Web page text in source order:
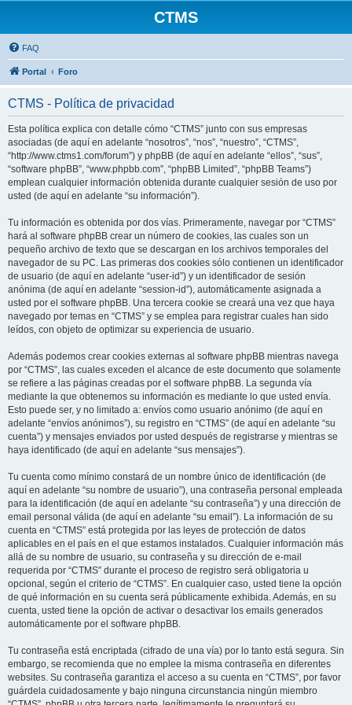
CTMS
FAQ
Portal Foro
CTMS - Política de privacidad
Esta política explica con detalle cómo “CTMS” junto con sus empresas
asociadas (de aquí en adelante “nosotros”, “nos”, “nuestro”, “CTMS”,
“http://www.ctms1.com/forum”) y phpBB (de aquí en adelante “ellos”, “sus”,
“software phpBB”, “www.phpbb.com”, “phpBB Limited”, “phpBB Teams”)
emplean cualquier información obtenida durante cualquier sesión de uso por
usted (de aquí en adelante “su información”).
Tu información es obtenida por dos vías. Primeramente, navegar por “CTMS”
hará al software phpBB crear un número de cookies, las cuales son un
pequeño archivo de texto que se descargan en los archivos temporales del
navegador de su PC. Las primeras dos cookies sólo contienen un identificador
de usuario (de aquí en adelante “user-id”) y un identificador de sesión
anónima (de aquí en adelante “session-id”), automáticamente asignada a
usted por el software phpBB. Una tercera cookie se creará una vez que haya
navegado por temas en “CTMS” y se emplea para registrar cuales han sido
leídos, con objeto de optimizar su experiencia de usuario.
Además podemos crear cookies externas al software phpBB mientras navega
por “CTMS”, las cuales exceden el alcance de este documento que solamente
se refiere a las páginas creadas por el software phpBB. La segunda vía
mediante la que obtenemos su información es mediante lo que usted envía.
Esto puede ser, y no limitado a: envíos como usuario anónimo (de aquí en
adelante “envíos anónimos”), su registro en “CTMS” (de aquí en adelante “su
cuenta”) y mensajes enviados por usted después de registrarse y mientras se
haya identificado (de aquí en adelante “sus mensajes”).
Tu cuenta como mínimo constará de un nombre único de identificación (de
aquí en adelante “su nombre de usuario”), una contraseña personal empleada
para la identificación (de aquí en adelante “su contraseña”) y una dirección de
email personal válida (de aquí en adelante “su email”). La información de su
cuenta en “CTMS” está protegida por las leyes de protección de datos
aplicables en el país en el que estamos instalados. Cualquier información más
allá de su nombre de usuario, su contraseña y su dirección de e-mail
requerida por “CTMS” durante el proceso de registro será obligatoria u
opcional, según el criterio de “CTMS”. En cualquier caso, usted tiene la opción
de qué información en su cuenta será públicamente exhibida. Además, en su
cuenta, usted tiene la opción de activar o desactivar los emails generados
automáticamente por el software phpBB.
Tu contraseña está encriptada (cifrado de una vía) por lo tanto está segura. Sin
embargo, se recomienda que no emplee la misma contraseña en diferentes
websites. Su contraseña garantiza el acceso a su cuenta en “CTMS”, por favor
guárdela cuidadosamente y bajo ninguna circunstancia ningún miembro